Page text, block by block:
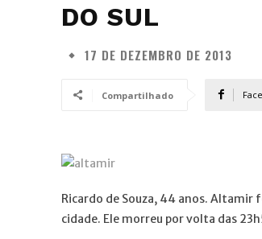
DO SUL
17 DE DEZEMBRO DE 2013
Compartilhado
Ricardo de Souza, 44 anos.
cidade. Ele morreu por volta das